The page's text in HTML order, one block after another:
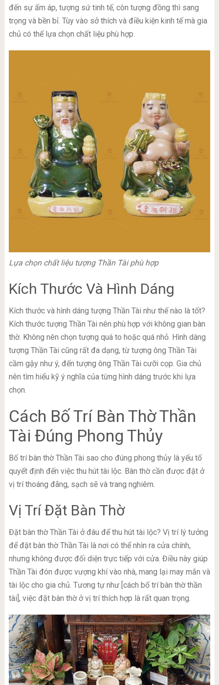
đến sự ấm áp, tượng sứ tinh tế, còn tượng đồng thì sang
trọng và bền bỉ. Tùy vào sở thích và điều kiện kinh tế mà gia
chủ có thể lựa chọn chất liệu phù hợp.
Lựa chọn chất liệu tượng Thần Tài phù hợp
Kích Thước Và Hình Dáng
Kích thước và hình dáng tượng Thần Tài như thế nào là tốt?
Kích thước tượng Thần Tài nên phù hợp với không gian bàn
thờ. Không nên chọn tượng quá to hoặc quá nhỏ. Hình dáng
tượng Thần Tài cũng rất đa dạng, từ tượng ông Thần Tài
cầm gậy như ý, đến tượng ông Thần Tài cưỡi cọp. Gia chủ
nên tìm hiểu kỹ ý nghĩa của từng hình dáng trước khi lựa
chọn.
Cách Bố Trí Bàn Thờ Thần
Tài Đúng Phong Thủy
Bố trí bàn thờ Thần Tài sao cho đúng phong thủy là yếu tố
quyết định đến việc thu hút tài lộc. Bàn thờ cần được đặt ở
vị trí thoáng đãng, sạch sẽ và trang nghiêm.
Vị Trí Đặt Bàn Thờ
Đặt bàn thờ Thần Tài ở đâu để thu hút tài lộc? Vị trí lý tưởng
để đặt bàn thờ Thần Tài là nơi có thể nhìn ra cửa chính,
nhưng không được đối diện trực tiếp với cửa. Điều này giúp
Thần Tài đón được vượng khí vào nhà, mang lại may mắn và
tài lộc cho gia chủ. Tương tự như [cách bố trí bàn thờ thần
tài], việc đặt bàn thờ ở vị trí thích hợp là rất quan trọng.